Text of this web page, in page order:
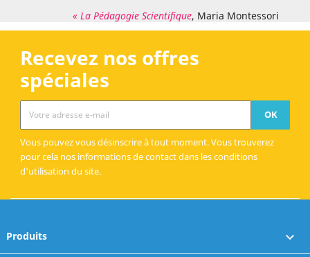
« La Pédagogie Scientifique, Maria Montessori
Recevez nos offres
spéciales
Vous pouvez vous désinscrire à tout moment. Vous trouverez
pour cela nos informations de contact dans les conditions
d'utilisation du site.
Produits 